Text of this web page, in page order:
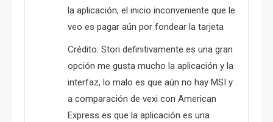
la aplicación, el inicio inconveniente que le
veo es pagar aún por fondear la tarjeta
Crédito: Stori definitivamente es una gran
opción me gusta mucho la aplicación y la
interfaz, lo malo es que aún no hay MSI y
a comparación de vexi con American
Express es que la aplicación es una